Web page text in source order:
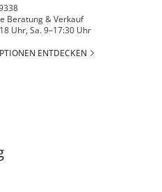
Beratung & Verkauf
Uhr, Sa. 9–17:30 Uhr
ENTDECKEN